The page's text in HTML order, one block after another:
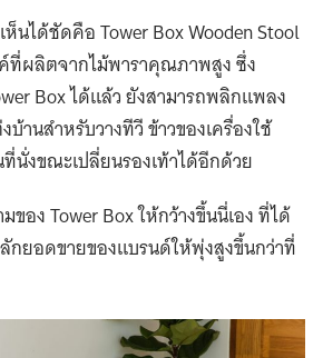
นได้ชัดคือ Tower Box Wooden Stool
ที่ผลิตจากไม้พาราคุณภาพสูง ซึ่ง
Box ได้แล้ว ยังสามารถพลิกแพลง
บ้านสำหรับวางทีวี ข้าวของเครื่องใช้
นั่งขณะเปลี่ยนรองเท้าได้อีกด้วย
ของ Tower Box ให้กว้างขึ้นนี่เอง ที่ได้
กยอดขายของแบรนด์ให้พุ่งสูงขึ้นกว่าที่